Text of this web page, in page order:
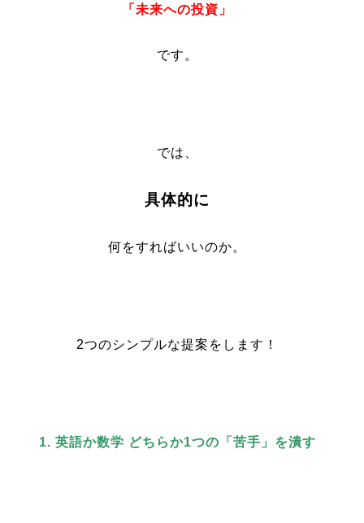
「未来への投資」
です。
では、
具体的に
何をすればいいのか。
2つのシンプルな提案をします！
1. 英語か数学 どちらか1つの「苦手」を潰す